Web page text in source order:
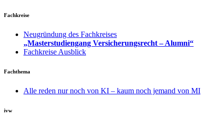
Fachkreise
Neugründung des Fachkreises
„Masterstudiengang Versicherungsrecht – Alumni“
Fachkreise Ausblick
Fachthema
Alle reden nur noch von KI – kaum noch jemand von MI
ivw